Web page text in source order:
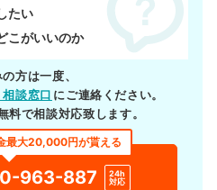
たい
こがいいのか
方は一度、
相談窓口 にご連絡ください。
料で相談対応致します。
最大20,000円が貰える
963-887
24h
対応